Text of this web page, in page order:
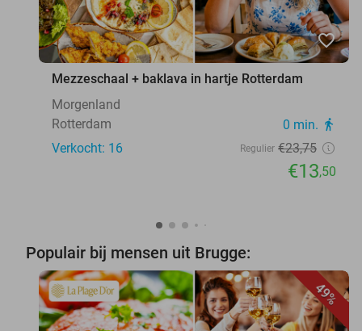
favorite_border
Mezzeschaal + baklava in hartje Rotterdam
Morgenland
Rotterdam
0 min. directions_walk
Verkocht: 16 Regulier €23,75
€13,50
Populair bij mensen uit Brugge:
49%